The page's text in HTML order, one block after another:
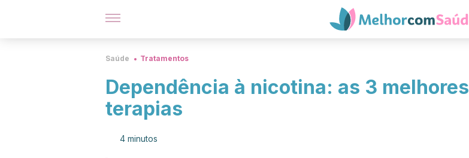
Saúde Tratamentos
Dependência à nicotina: as 3 melhores
terapias
4 minutos